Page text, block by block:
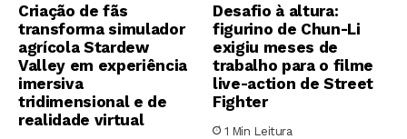
Criação de fãs
transforma simulador
agrícola Stardew
Valley em experiência
imersiva
tridimensional e de
realidade virtual
Desafio à altura:
figurino de Chun-Li
exigiu meses de
trabalho para o filme
live-action de Street
Fighter
1 Min Leitura